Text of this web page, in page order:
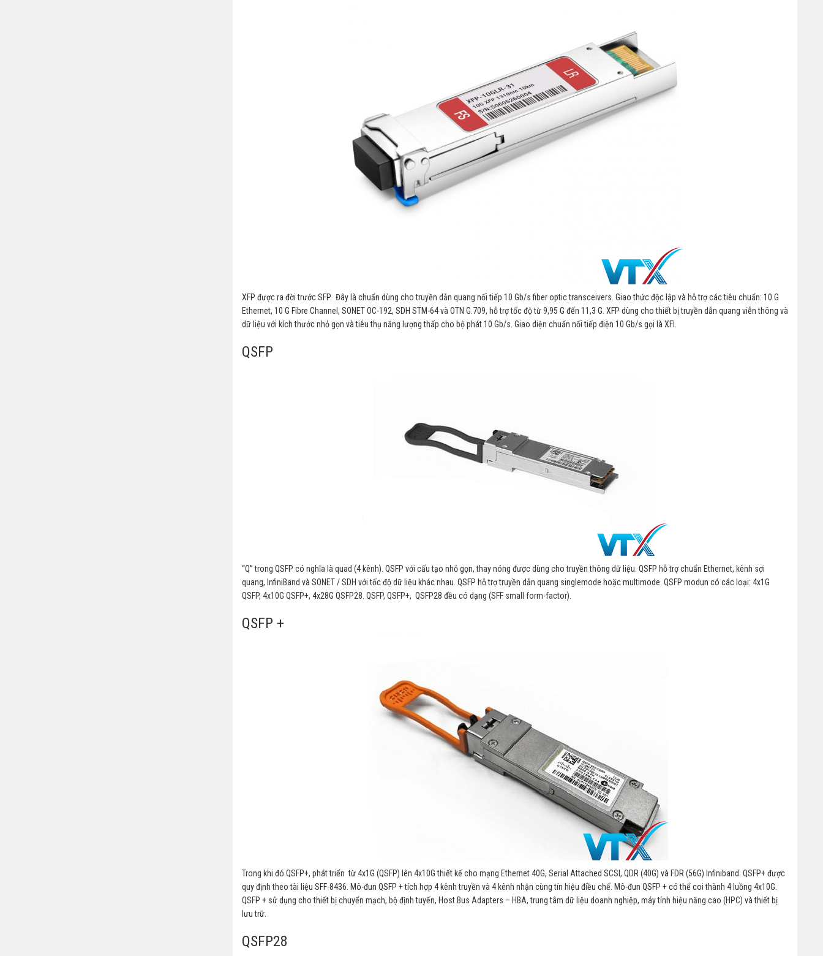
XFP được ra đời trước SFP. Đây là chuẩn dùng cho truyền dẫn quang nối tiếp 10 Gb/s fiber optic transceivers. Giao thức độc lập và hỗ trợ các tiêu chuẩn: 10 G
Ethernet, 10 G Fibre Channel, SONET OC-192, SDH STM-64 và OTN G.709, hỗ trợ tốc độ từ 9,95 G đến 11,3 G. XFP dùng cho thiết bị truyền dẫn quang viễn thông và
dữ liệu với kích thước nhỏ gọn và tiêu thụ năng lượng thấp cho bộ phát 10 Gb/s. Giao diện chuẩn nối tiếp điện 10 Gb/s gọi là XFI.
QSFP
“Q” trong QSFP có nghĩa là quad (4 kênh). QSFP với cấu tạo nhỏ gọn, thay nóng được dùng cho truyền thông dữ liệu. QSFP hỗ trợ chuẩn Ethernet, kênh sợi
quang, InfiniBand và SONET / SDH với tốc độ dữ liệu khác nhau. QSFP hỗ trợ truyền dẫn quang singlemode hoặc multimode. QSFP modun có các loại: 4x1G
QSFP, 4x10G QSFP+, 4x28G QSFP28. QSFP, QSFP+, QSFP28 đều có dạng (SFF small form-factor).
QSFP +
Trong khi đó QSFP+, phát triển từ 4x1G (QSFP) lên 4x10G thiết kế cho mạng Ethernet 40G, Serial Attached SCSI, QDR (40G) và FDR (56G) Infiniband. QSFP+ được
quy định theo tài liệu SFF-8436. Mô-đun QSFP + tích hợp 4 kênh truyền và 4 kênh nhận cùng tín hiệu điều chế. Mô-đun QSFP + có thể coi thành 4 luồng 4x10G.
QSFP + sử dụng cho thiết bị chuyển mạch, bộ định tuyến, Host Bus Adapters – HBA, trung tâm dữ liệu doanh nghiệp, máy tính hiệu năng cao (HPC) và thiết bị
lưu trữ.
QSFP28